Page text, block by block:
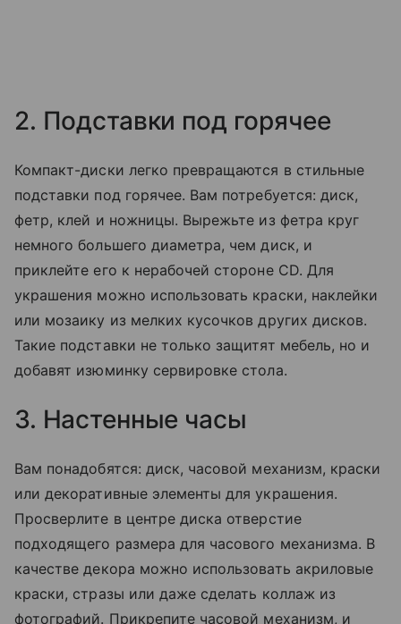
2. Подставки под горячее
Компакт-диски легко превращаются в стильные
подставки под горячее. Вам потребуется: диск,
фетр, клей и ножницы. Вырежьте из фетра круг
немного большего диаметра, чем диск, и
приклейте его к нерабочей стороне CD. Для
украшения можно использовать краски, наклейки
или мозаику из мелких кусочков других дисков.
Такие подставки не только защитят мебель, но и
добавят изюминку сервировке стола.
3. Настенные часы
Вам понадобятся: диск, часовой механизм, краски
или декоративные элементы для украшения.
Просверлите в центре диска отверстие
подходящего размера для часового механизма. В
качестве декора можно использовать акриловые
краски, стразы или даже сделать коллаж из
фотографий. Прикрепите часовой механизм, и